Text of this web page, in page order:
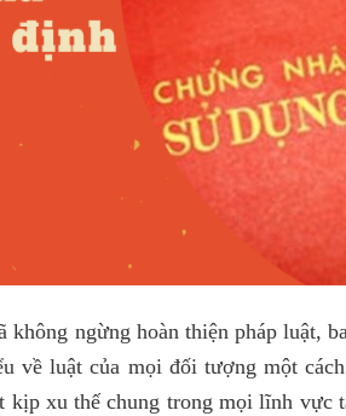
ngừng hoàn thiện pháp luật,
về luật của mọi đối tượng một
kịp xu thế chung trong mọi lĩnh vực